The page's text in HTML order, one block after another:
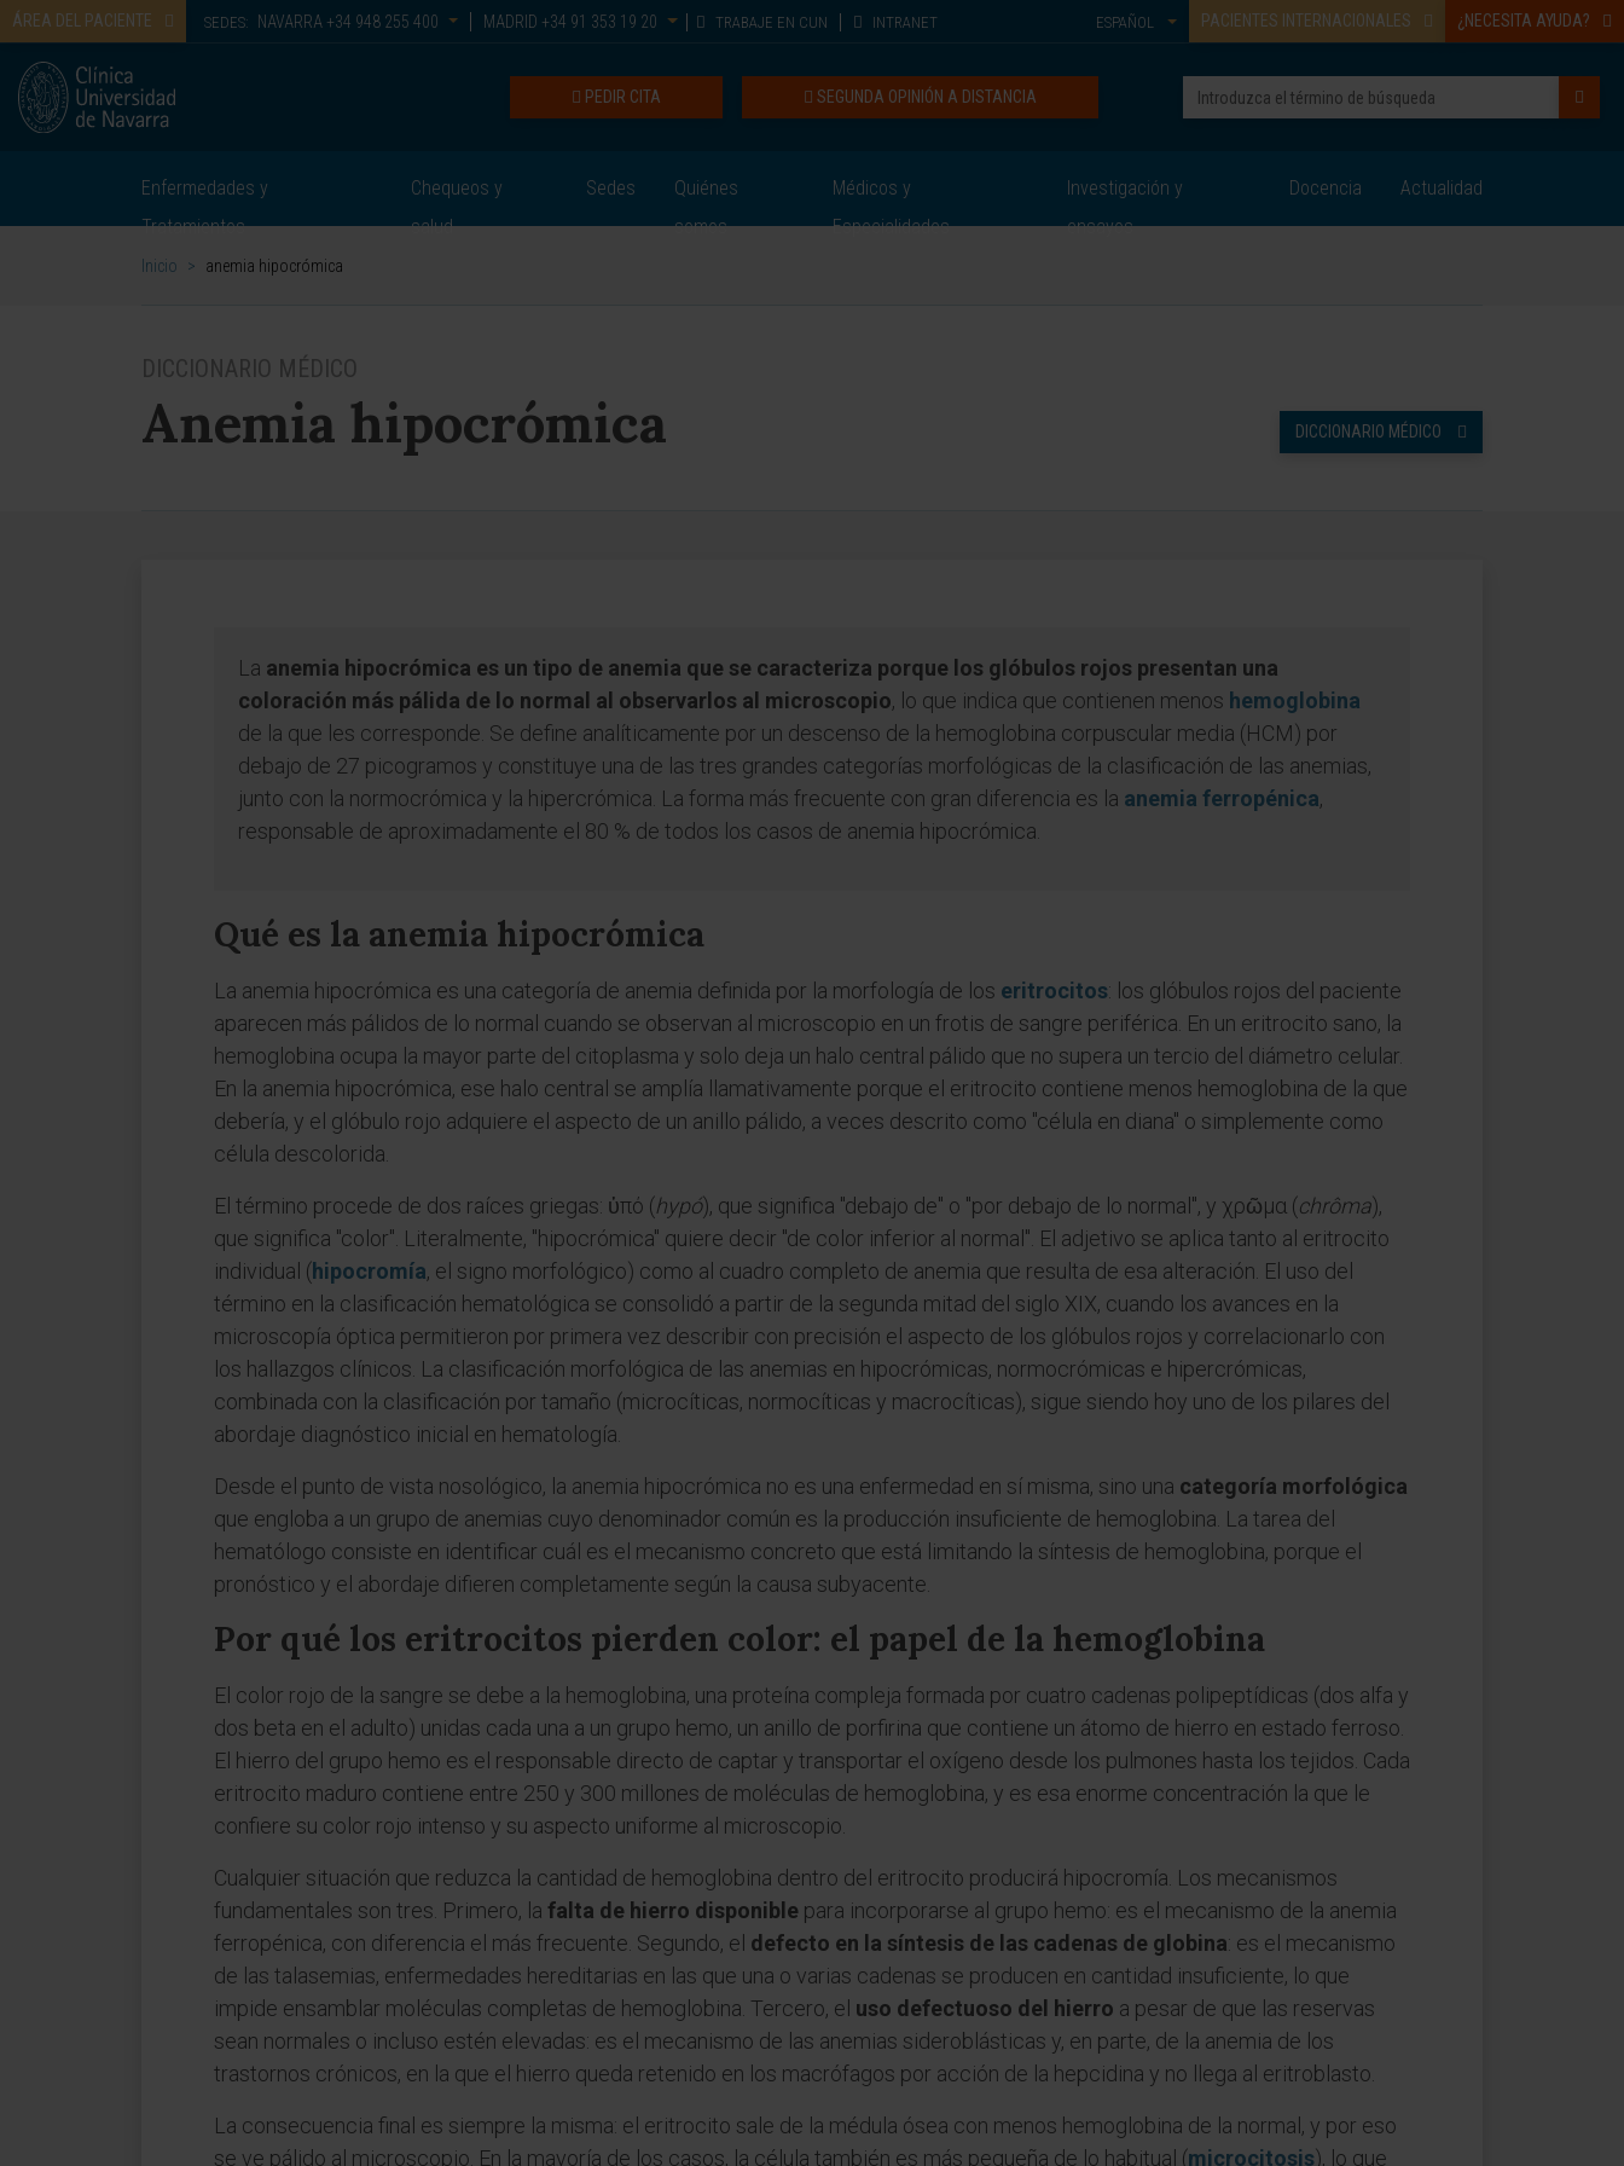
ÁREA DEL PACIENTE SEDES: NAVARRA +34 948 255 400 MADRID +34 91 353 19 20 TRABAJE EN CUN INTRANET PACIENTES INTERNACIONALES ¿NECESITA AYUDA?
ESPAÑOL
SEGUNDA OPINIÓN A DISTANCIA
PEDIR CITA
Enfermedades y
Tratamientos
Chequeos y
salud
Sedes
Quiénes
somos
Médicos y
Especialidades
Investigación y
ensayos
Docencia Actualidad
Inicio > anemia hipocrómica
DICCIONARIO MÉDICO
Anemia hipocrómica DICCIONARIO MÉDICO
La anemia hipocrómica es un tipo de anemia que se caracteriza porque los glóbulos rojos presentan una
coloración más pálida de lo normal al observarlos al microscopio, lo que indica que contienen menos hemoglobina
de la que les corresponde. Se define analíticamente por un descenso de la hemoglobina corpuscular media (HCM) por
debajo de 27 picogramos y constituye una de las tres grandes categorías morfológicas de la clasificación de las anemias,
junto con la normocrómica y la hipercrómica. La forma más frecuente con gran diferencia es la anemia ferropénica,
responsable de aproximadamente el 80 % de todos los casos de anemia hipocrómica.
Qué es la anemia hipocrómica
La anemia hipocrómica es una categoría de anemia definida por la morfología de los eritrocitos: los glóbulos rojos del paciente
aparecen más pálidos de lo normal cuando se observan al microscopio en un frotis de sangre periférica. En un eritrocito sano, la
hemoglobina ocupa la mayor parte del citoplasma y solo deja un halo central pálido que no supera un tercio del diámetro celular.
En la anemia hipocrómica, ese halo central se amplía llamativamente porque el eritrocito contiene menos hemoglobina de la que
debería, y el glóbulo rojo adquiere el aspecto de un anillo pálido, a veces descrito como "célula en diana" o simplemente como
célula descolorida.
El término procede de dos raíces griegas: ὑπό (hypó), que significa "debajo de" o "por debajo de lo normal", y χρῶμα (chrôma),
que significa "color". Literalmente, "hipocrómica" quiere decir "de color inferior al normal". El adjetivo se aplica tanto al eritrocito
individual (hipocromía, el signo morfológico) como al cuadro completo de anemia que resulta de esa alteración. El uso del
término en la clasificación hematológica se consolidó a partir de la segunda mitad del siglo XIX, cuando los avances en la
microscopía óptica permitieron por primera vez describir con precisión el aspecto de los glóbulos rojos y correlacionarlo con
los hallazgos clínicos. La clasificación morfológica de las anemias en hipocrómicas, normocrómicas e hipercrómicas,
combinada con la clasificación por tamaño (microcíticas, normocíticas y macrocíticas), sigue siendo hoy uno de los pilares del
abordaje diagnóstico inicial en hematología.
Desde el punto de vista nosológico, la anemia hipocrómica no es una enfermedad en sí misma, sino una categoría morfológica
que engloba a un grupo de anemias cuyo denominador común es la producción insuficiente de hemoglobina. La tarea del
hematólogo consiste en identificar cuál es el mecanismo concreto que está limitando la síntesis de hemoglobina, porque el
pronóstico y el abordaje difieren completamente según la causa subyacente.
Por qué los eritrocitos pierden color: el papel de la hemoglobina
El color rojo de la sangre se debe a la hemoglobina, una proteína compleja formada por cuatro cadenas polipeptídicas (dos alfa y
dos beta en el adulto) unidas cada una a un grupo hemo, un anillo de porfirina que contiene un átomo de hierro en estado ferroso.
El hierro del grupo hemo es el responsable directo de captar y transportar el oxígeno desde los pulmones hasta los tejidos. Cada
eritrocito maduro contiene entre 250 y 300 millones de moléculas de hemoglobina, y es esa enorme concentración la que le
confiere su color rojo intenso y su aspecto uniforme al microscopio.
Cualquier situación que reduzca la cantidad de hemoglobina dentro del eritrocito producirá hipocromía. Los mecanismos
fundamentales son tres. Primero, la falta de hierro disponible para incorporarse al grupo hemo: es el mecanismo de la anemia
ferropénica, con diferencia el más frecuente. Segundo, el defecto en la síntesis de las cadenas de globina: es el mecanismo
de las talasemias, enfermedades hereditarias en las que una o varias cadenas se producen en cantidad insuficiente, lo que
impide ensamblar moléculas completas de hemoglobina. Tercero, el uso defectuoso del hierro a pesar de que las reservas
sean normales o incluso estén elevadas: es el mecanismo de las anemias sideroblásticas y, en parte, de la anemia de los
trastornos crónicos, en la que el hierro queda retenido en los macrófagos por acción de la hepcidina y no llega al eritroblasto.
La consecuencia final es siempre la misma: el eritrocito sale de la médula ósea con menos hemoglobina de la normal, y por eso
se ve pálido al microscopio. En la mayoría de los casos, la célula también es más pequeña de lo habitual (microcitosis), lo que